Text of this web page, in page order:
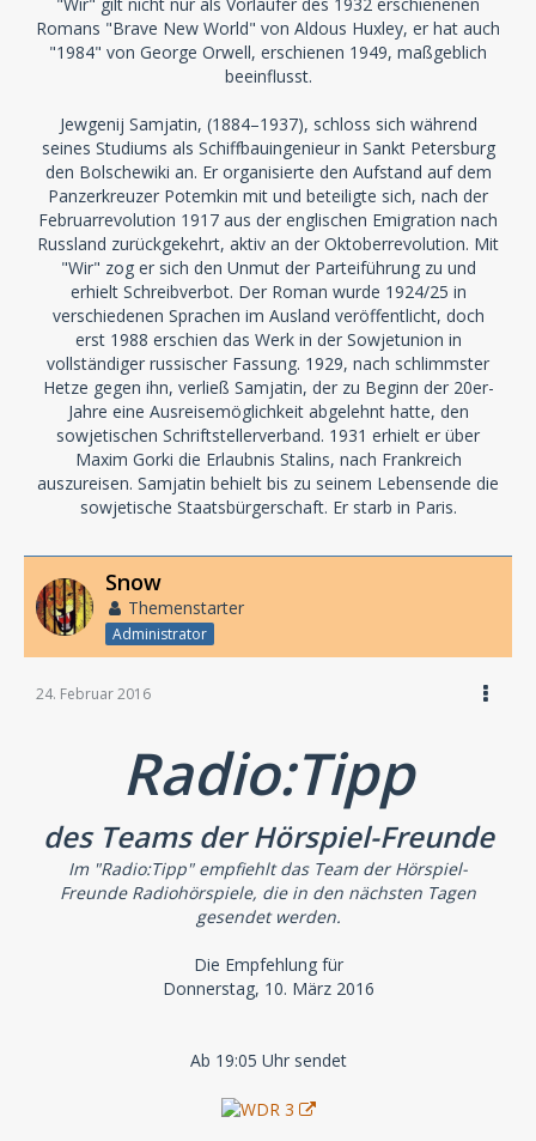
Romans "Brave New World" von Aldous Huxley, er hat auch
"1984" von George Orwell, erschienen 1949, maßgeblich
beeinflusst.
Jewgenij Samjatin, (1884–1937), schloss sich während
seines Studiums als Schiffbauingenieur in Sankt Petersburg
den Bolschewiki an. Er organisierte den Aufstand auf dem
Panzerkreuzer Potemkin mit und beteiligte sich, nach der
Februarrevolution 1917 aus der englischen Emigration nach
Russland zurückgekehrt, aktiv an der Oktoberrevolution. Mit
"Wir" zog er sich den Unmut der Parteiführung zu und
erhielt Schreibverbot. Der Roman wurde 1924/25 in
verschiedenen Sprachen im Ausland veröffentlicht, doch
erst 1988 erschien das Werk in der Sowjetunion in
vollständiger russischer Fassung. 1929, nach schlimmster
Hetze gegen ihn, verließ Samjatin, der zu Beginn der 20er-
Jahre eine Ausreisemöglichkeit abgelehnt hatte, den
sowjetischen Schriftstellerverband. 1931 erhielt er über
Maxim Gorki die Erlaubnis Stalins, nach Frankreich
auszureisen. Samjatin behielt bis zu seinem Lebensende die
sowjetische Staatsbürgerschaft. Er starb in Paris.
Snow
Themenstarter
Administrator
24. Februar 2016
Radio:Tipp
des Teams der Hörspiel-Freunde
Im "Radio:Tipp" empfiehlt das Team der Hörspiel-
Freunde Radiohörspiele, die in den nächsten Tagen
gesendet werden.
Die Empfehlung für
Donnerstag, 10. März 2016
Ab 19:05 Uhr sendet